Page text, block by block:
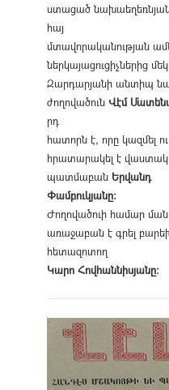
ստացած
հայ
մտավորականության
ներկայացուցիչներից
Զարդարյանի անտիպ
ժողովածուն Վէմ
րդ
հատորն է, որը կազմել ու
հրատարակել է
պատմաբան Երվանդ
Փամբուկյանը։
Ժողովածուի համար
առաջաբան է գրել
հետազոտող
Կարո Հովհաննիսյանը։